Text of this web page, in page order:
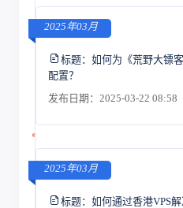
2025年03月
标题： 如何为《荒野大镖
配置？
发布日期：2025-03-22 08:58
2025年03月
标题： 如何通过香港VPS